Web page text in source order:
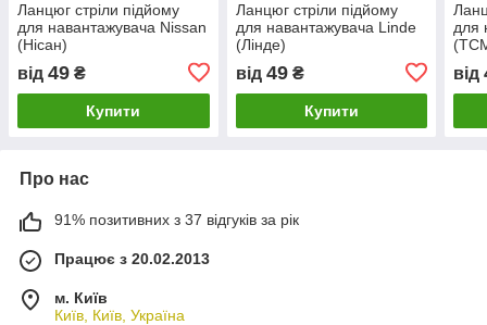
Ланцюг стріли підйому
для навантажувача Nissan
(Нісан)
від 49 ₴
Купити
Ланцюг стріли підйому
для навантажувача Linde
(Лінде)
від 49₴
Купити
для
від
Про нас
91% позитивних з 37 відгуків за рік
Працює з 20.02.2013
м. Київ
Київ, Київ, Україна